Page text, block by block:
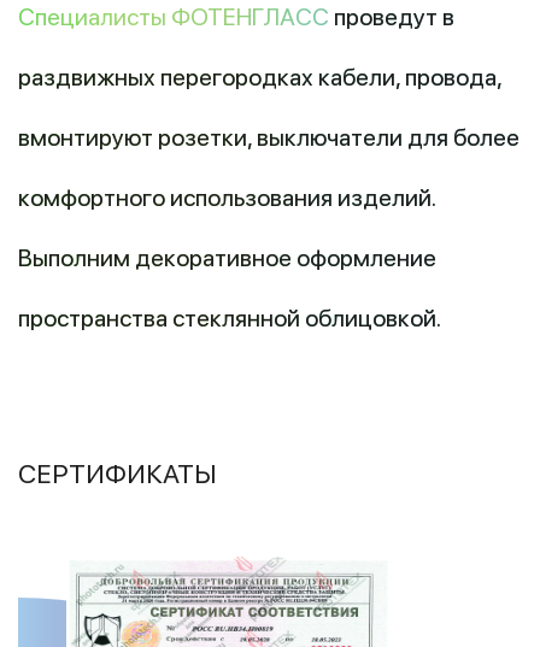
Специалисты ФОТЕНГЛАСС проведут в
раздвижных перегородках кабели, провода,
вмонтируют розетки, выключатели для более
комфортного использования изделий.
Выполним декоративное оформление
пространства стеклянной облицовкой.
СЕРТИФИКАТЫ